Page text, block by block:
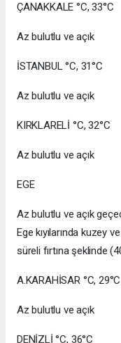
ÇANAKKALE °C, 33°C
Az bulutlu ve açık
İSTANBUL °C, 31°C
Az bulutlu ve açık
KIRKLARELİ °C, 32°C
Az bulutlu ve açık
EGE
Az bulutlu ve açık
Ege kıyılarında kuzey
süreli fırtına şeklinde
A.KARAHİSAR °C, 29°C
Az bulutlu ve açık
DENİZLİ °C, 36°C